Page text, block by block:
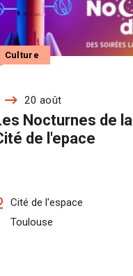
Nocturnes de la
de l'epace
Culture
20 août
Cité de l'espace
Toulouse